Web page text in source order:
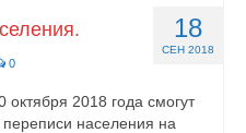
18
СЕН 2018
0
2018 года смогут
населения на